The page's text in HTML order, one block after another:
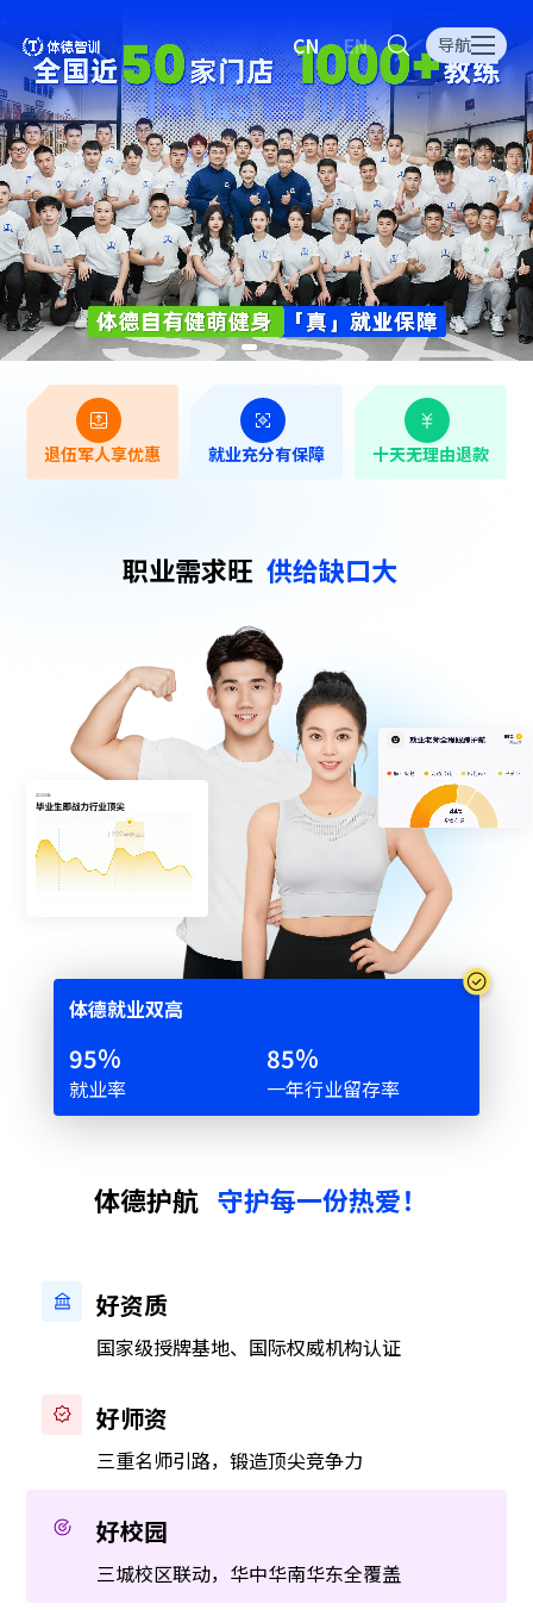
CN EN 导航
退伍军人享优惠 就业充分有保障 十天无理由退款
职业需求旺 供给缺口大
体德就业双⾼
72%
就业率
64%
一年行业留存率
体德护航 守护每一份热爱！
好资质
国家级授牌基地、国际权威机构认证
好师资
三重名师引路，锻造顶尖竞争力
好校园
三城校区联动，华中华南华东全覆盖